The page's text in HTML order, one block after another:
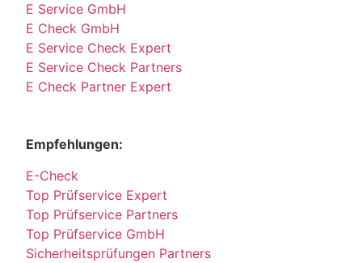
E Service GmbH
E Check GmbH
E Service Check Expert
E Service Check Partners
E Check Partner Expert
Empfehlungen:
E-Check
Top Prüfservice Expert
Top Prüfservice Partners
Top Prüfservice GmbH
Sicherheitsprüfungen Partners